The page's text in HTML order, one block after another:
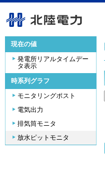
現在の値
発電所リアルタイムデー
タ表示
時系列グラフ
モニタリングポスト
電気出力
排気筒モニタ
放水ピットモニタ